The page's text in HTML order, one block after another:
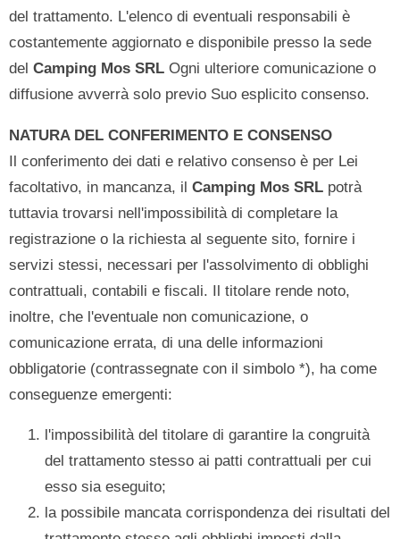
del trattamento. L'elenco di eventuali responsabili è
costantemente aggiornato e disponibile presso la sede
del Camping Mos SRL Ogni ulteriore comunicazione o
diffusione avverrà solo previo Suo esplicito consenso.
NATURA DEL CONFERIMENTO E CONSENSO
Il conferimento dei dati e relativo consenso è per Lei
facoltativo, in mancanza, il Camping Mos SRL potrà
tuttavia trovarsi nell'impossibilità di completare la
registrazione o la richiesta al seguente sito, fornire i
servizi stessi, necessari per l'assolvimento di obblighi
contrattuali, contabili e fiscali. Il titolare rende noto,
inoltre, che l'eventuale non comunicazione, o
comunicazione errata, di una delle informazioni
obbligatorie (contrassegnate con il simbolo *), ha come
conseguenze emergenti:
l'impossibilità del titolare di garantire la congruità
del trattamento stesso ai patti contrattuali per cui
esso sia eseguito;
la possibile mancata corrispondenza dei risultati del